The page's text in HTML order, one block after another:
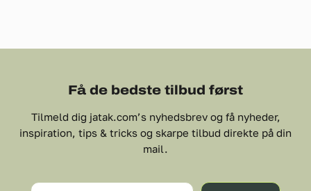
Få de bedste tilbud først
Tilmeld dig jatak.com’s nyhedsbrev og få nyheder,
inspiration, tips & tricks og skarpe tilbud direkte på din
mail.